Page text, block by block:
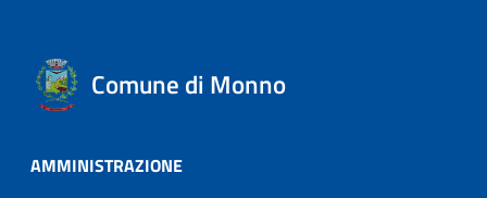
Comune di Monno
AMMINISTRAZIONE